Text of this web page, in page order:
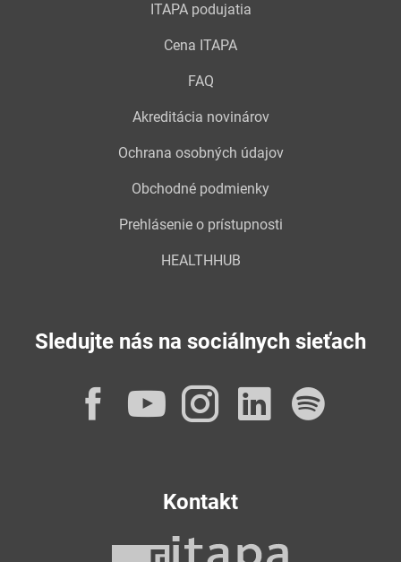
ITAPA podujatia
Cena ITAPA
FAQ
Akreditácia novinárov
Ochrana osobných údajov
Obchodné podmienky
Prehlásenie o prístupnosti
HEALTHHUB
Sledujte nás na sociálnych sieťach
Facebook
YouTube
Instagram
Kontakt